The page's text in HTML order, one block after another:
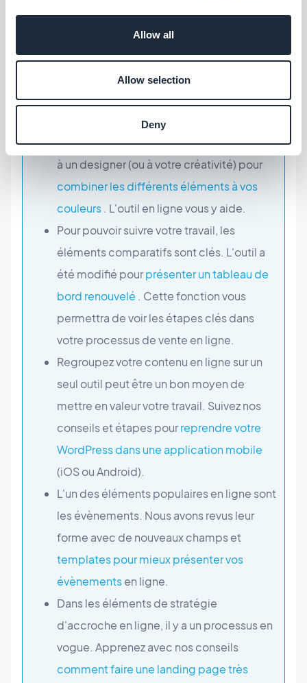
Allow all
Allow selection
Deny
questionnement, vous pouvez activer les
étapes du processus de votre outil en
Le lancement de votre application
mobileest en cours !
En création, on pense souvent la fonction
principale de l'app. Il faut aussi faire appel
à un designer (ou à votre créativité) pour
combiner les différents éléments à vos
couleurs . L'outil en ligne vous y aide.
Pour pouvoir suivre votre travail, les
éléments comparatifs sont clés. L'outil a
été modifié pourprésenter un tableau de
bord renouvelé . Cette fonction vous
permettra de voir les étapes clés dans
votre processus de vente en ligne.
Regroupez votre contenu en ligne sur un
seul outil peut être un bon moyen de
mettre en valeur votre travail. Suivez nos
conseils et étapes pourreprendre votre
WordPress dans une application mobile
(iOS ou Android).
L'un des éléments populaires en ligne sont
les évènements. Nous avons revus leur
forme avec de nouveaux champs et
templates pour mieux présenter vos
évènementsen ligne.
Dans les éléments de stratégie
d'accroche en ligne, il y a un processus en
vogue. Apprenez avec nos conseils
comment faire une landing page très